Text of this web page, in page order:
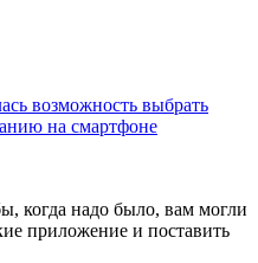
возможность выбрать
на смартфоне
когда надо было, вам могли
приложение и поставить